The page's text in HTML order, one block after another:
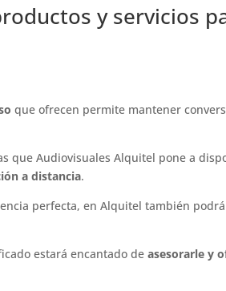
y servicios
que ofrecen permite mantener
que Audiovisuales Alquitel pone a
a distancia.
perfecta, en Alquitel también
estará encantado deasesorarle y